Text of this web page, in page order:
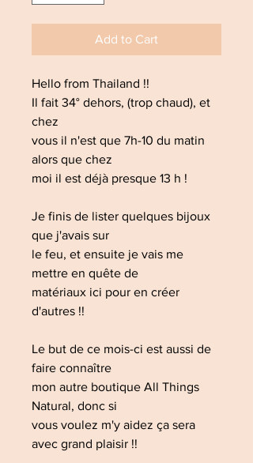
Add to Cart
Hello from Thailand !!
Il fait 34° dehors, (trop chaud), et
chez
vous il n'est que 7h-10 du matin
alors que chez
moi il est déjà presque 13 h !
Je finis de lister quelques bijoux
que j'avais sur
le feu, et ensuite je vais me
mettre en quête de
matériaux ici pour en créer
d'autres !!
Le but de ce mois-ci est aussi de
faire connaître
mon autre boutique All Things
Natural, donc si
vous voulez m'y aidez ça sera
avec grand plaisir !!